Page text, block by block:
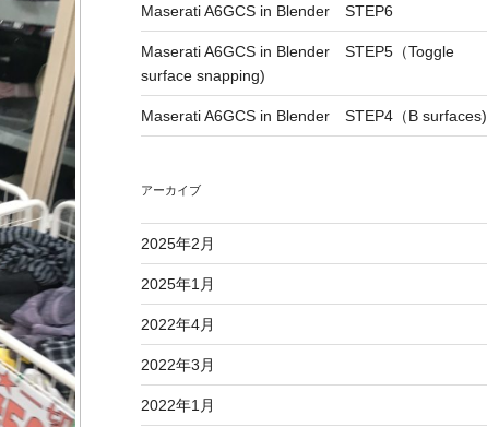
Maserati A6GCS in Blender STEP6
Maserati A6GCS in Blender STEP5（Toggle
surface snapping)
Maserati A6GCS in Blender STEP4（B surfaces)
アーカイブ
2025年2月
2025年1月
2022年4月
2022年3月
2022年1月